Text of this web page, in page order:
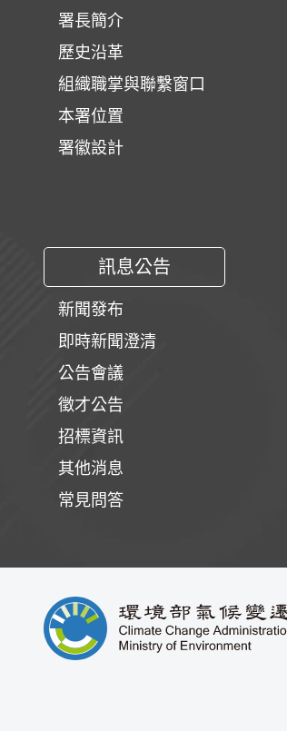
署長簡介
歷史沿革
組織職掌與聯繫窗口
本署位置
署徽設計
訊息公告
新聞發布
即時新聞澄清
公告會議
徵才公告
招標資訊
其他消息
常見問答